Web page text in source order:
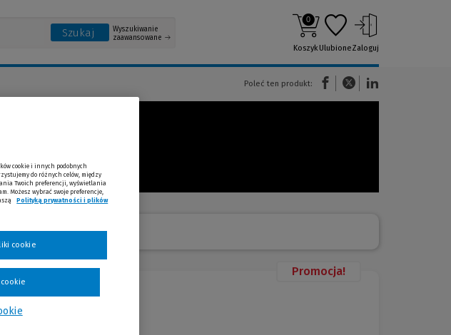
Szukaj
Wyszukiwanie
zaawansowane
0
KoszykUlubioneZaloguj
Poleć ten produkt:
(Nowe okno)(Link do innej strony)
oficyna ichtis
Promocja!
cookie i innych podobnych
do różnych celów, między
Twoich preferencji, wyświetlania
Możesz wybrać swoje preferencje,
Polityką prywatności i plików
cookie